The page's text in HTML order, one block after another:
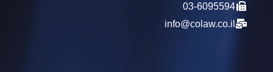
03-6095594
info@colaw.co.il